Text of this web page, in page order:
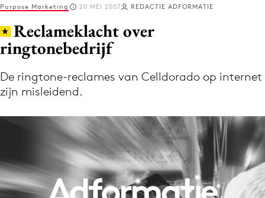
Log in
Download de app
Volg het laatste nieuws via de Adformatie
Menu
Purpose Marketing 20 MEI 2007 REDACTIE ADFORMATIE
Reclameklacht over
ringtonebedrijf
De ringtone-reclames van Celldorado op internet
zijn misleidend.